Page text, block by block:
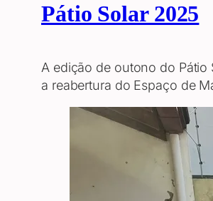
Pátio Solar 2025
A edição de outono do Pátio
a reabertura do Espaço de